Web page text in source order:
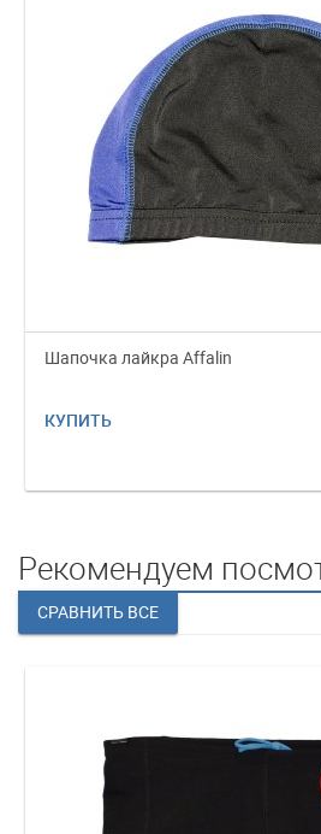
Шапочка лайкра Affalin
КУПИТЬ
Рекомендуем